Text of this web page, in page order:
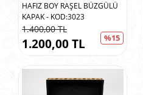
HAFIZ BOY RAŞEL BÜZGÜLÜ
KAPAK - KOD:3023
1.400,00 TL
%15
1.200,00 TL